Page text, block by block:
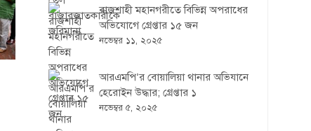
রাজশাহী মহানগরীতে বিভিন্ন অপরাধের
অভিযোগে গ্রেপ্তার ১৫ জন
নভেম্বর ১১, ২০২৫
আরএমপি’র বোয়ালিয়া থানার অভিযানে
হেরোইন উদ্ধার; গ্রেপ্তার ১
নভেম্বর ৫, ২০২৫